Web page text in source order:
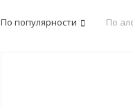
По популярности По